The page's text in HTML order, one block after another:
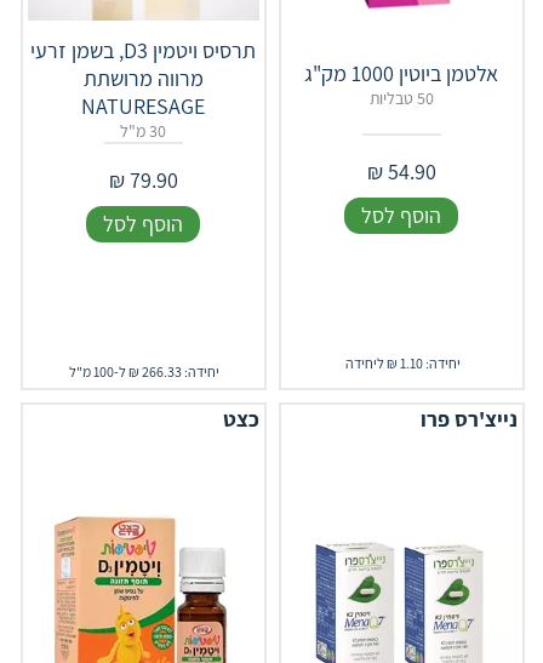
אלטמן ביוטין 1000 מק"ג
50 טבליות
54.90
₪
הוסף לסל
יחידה: 1.10 ₪ ליחידה
‎תרסיס ויטמין D3, בשמן זרעי
מרווה מרושתת
NATURESAGE
30 מ"ל
79.90
₪
הוסף לסל
יחידה: 266.33 ₪ ל-100 מ"ל
נייצ'רס פרו כצט